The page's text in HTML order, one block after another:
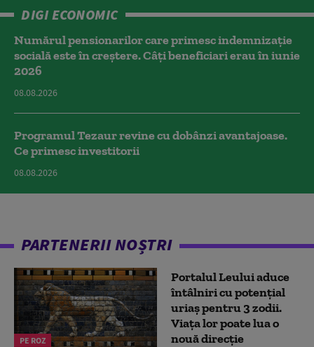
DIGI ECONOMIC
Numărul pensionarilor care primesc indemnizaţie
socială este în creștere. Câți beneficiari erau în iunie
2026
08.08.2026
Programul Tezaur revine cu dobânzi avantajoase.
Ce primesc investitorii
08.08.2026
PARTENERII NOȘTRI
PE ROZ
Portalul Leului aduce
întâlniri cu potențial
uriaș pentru 3 zodii.
Viața lor poate lua o
nouă direcție